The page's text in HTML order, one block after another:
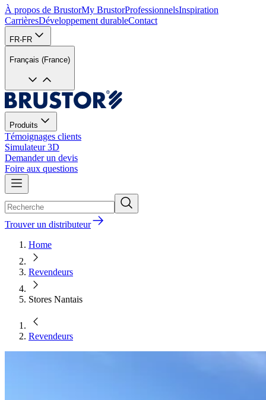
À propos de BrustorMy BrustorProfessionnelsInspiration
CarrièresDéveloppement durableContact
FR-FR
Français (France)
Produits
Témoignages clients
Simulateur 3D
Demander un devis
Foire aux questions
Trouver un distributeur
Home
Revendeurs
Stores Nantais
Revendeurs